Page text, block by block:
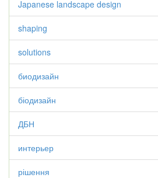
Japanese landscape design
shaping
solutions
биодизайн
біодизайн
ДБН
интерьер
рішення